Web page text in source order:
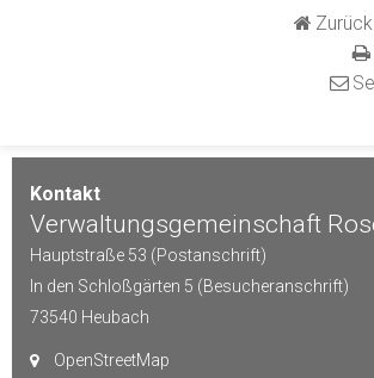
Kontakt
Verwaltungsgemeinschaft
Hauptstraße 53 (Postanschrift)
In den Schloßgärten 5 (Besucheranschrift)
73540 Heubach
OpenStreetMap